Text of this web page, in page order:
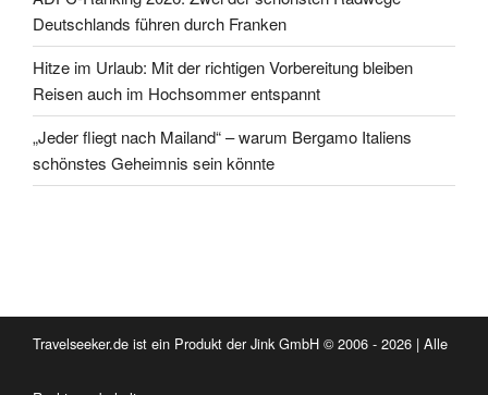
Deutschlands führen durch Franken
Hitze im Urlaub: Mit der richtigen Vorbereitung bleiben
Reisen auch im Hochsommer entspannt
„Jeder fliegt nach Mailand“ – warum Bergamo Italiens
schönstes Geheimnis sein könnte
Travelseeker.de ist ein Produkt der Jink GmbH © 2006 - 2026 | Alle